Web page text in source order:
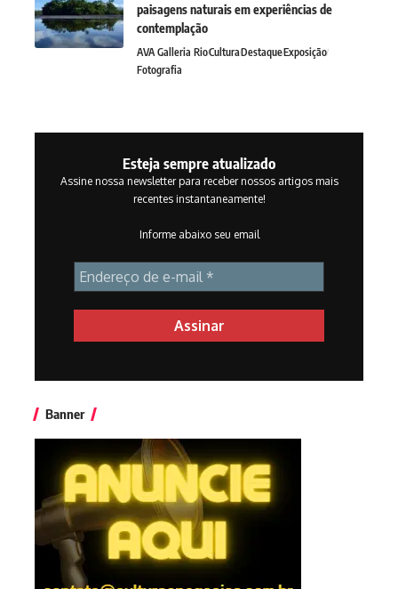
paisagens naturais em experiências de
contemplação
AVA Galleria RioCulturaDestaqueExposição
Fotografia
Esteja sempre atualizado
Assine nossa newsletter para receber nossos artigos mais
recentes instantaneamente!
Informe abaixo seu email
Banner